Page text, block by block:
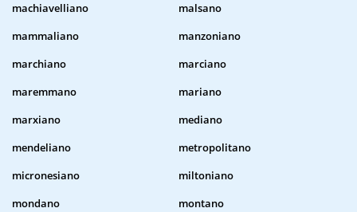
machiavelliano
malsano
mammaliano
manzoniano
marchiano
marciano
maremmano
mariano
marxiano
mediano
mendeliano
metropolitano
micronesiano
miltoniano
mondano
montano